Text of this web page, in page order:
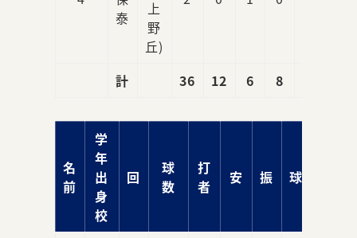
泰
上
野
丘)
計 36 12 6 8
名
前
学
年
出
身
校
回
球
数
打
者
安 振 球